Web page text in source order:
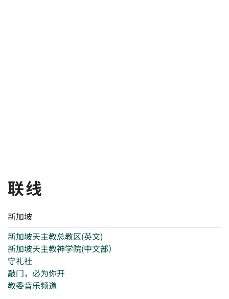
联线
新加坡
新加坡天主教总教区(英文)
新加坡天主教神学院(中文部）
守礼社
敲门，必为你开
教委音乐频道